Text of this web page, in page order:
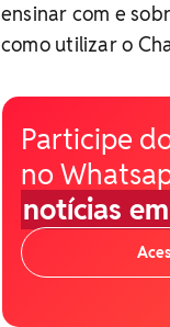
ensinar com e
como utilizar o
Participe
no
notícias